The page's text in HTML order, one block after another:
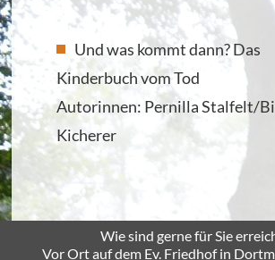
Und was kommt dann? Das
Kinderbuch vom Tod
Autorinnen: Pernilla Stalfelt/
Kicherer
Wie sind gerne für Sie
Vor Ort auf dem Ev. Friedhof in